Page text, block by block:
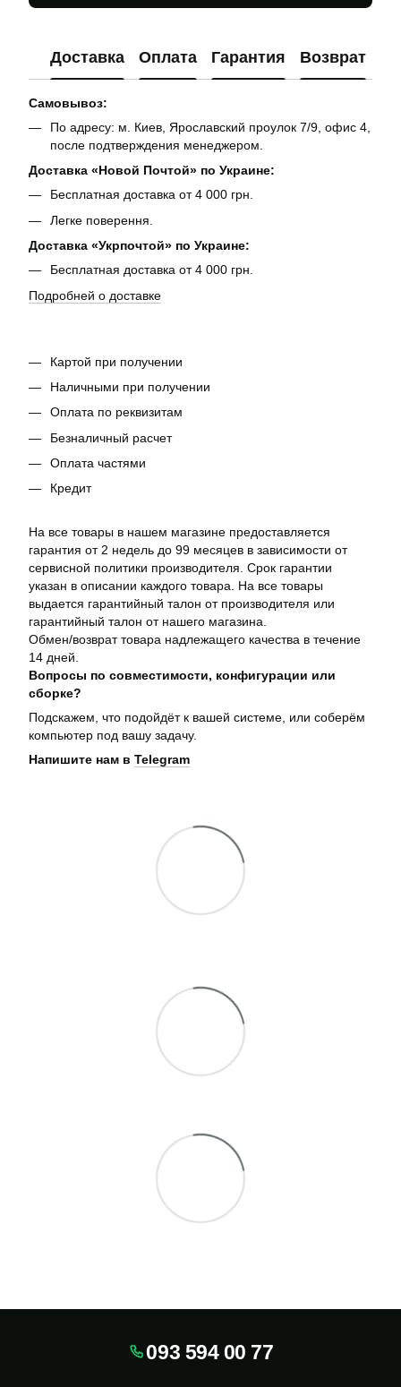
Доставка Оплата Гарантия Возврат
Самовывоз:
По адресу: м. Киев, Ярославский проулок 7/9, офис 4,
после подтверждения менеджером.
Доставка «Новой Почтой» по Украине:
Бесплатная доставка от 4 000 грн.
Легке поверення.
Доставка «Укрпочтой» по Украине:
Бесплатная доставка от 4 000 грн.
Подробней о доставке
Картой при получении
Наличными при получении
Оплата по реквизитам
Безналичный расчет
Оплата частями
Кредит
На все товары в нашем магазине предоставляется
гарантия от 2 недель до 99 месяцев в зависимости от
сервисной политики производителя. Срок гарантии
указан в описании каждого товара. На все товары
выдается гарантийный талон от производителя или
гарантийный талон от нашего магазина.
Обмен/возврат товара надлежащего качества в течение
14 дней.
Вопросы по совместимости, конфигурации или
сборке?
Подскажем, что подойдёт к вашей системе, или соберём
компьютер под вашу задачу.
Напишите нам в Telegram
093 594 00 77